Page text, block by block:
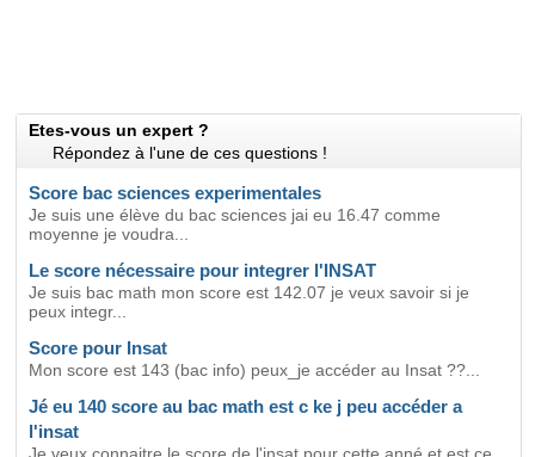
Etes-vous un expert ?
Répondez à l'une de ces questions !
Score bac sciences experimentales
Je suis une élève du bac sciences jai eu 16.47 comme
moyenne je voudra...
Le score nécessaire pour integrer l'INSAT
Je suis bac math mon score est 142.07 je veux savoir si je
peux integr...
Score pour Insat
Mon score est 143 (bac info) peux_je accéder au Insat ??...
Jé eu 140 score au bac math est c ke j peu accéder a
l'insat